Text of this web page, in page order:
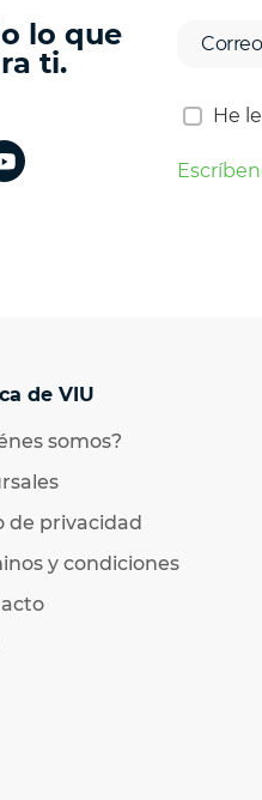
lo que
ti.
He
de VIU
somos?
de privacidad
y condiciones